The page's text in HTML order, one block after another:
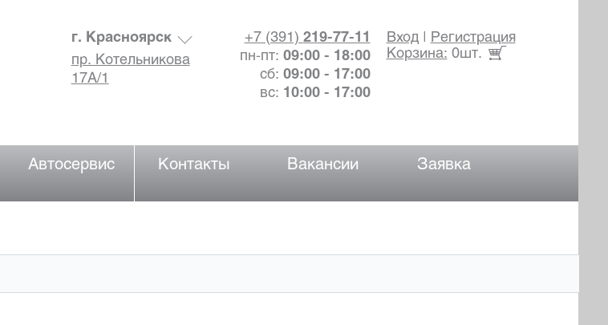
Вход|
Регистрация
Корзина: 0шт.
+7 (391) 219-77-11
пн-пт: 09:00 - 18:00
сб: 09:00 - 17:00
вс: 10:00 - 17:00
г. Красноярск
пр. Котельникова
17А/1
Автосервис Контакты Вакансии Заявка